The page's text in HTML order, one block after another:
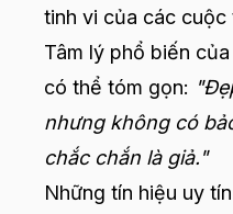
tinh vi của các cuộc
Tâm lý phổ biến
có thể tóm gọn:
nhưng không có
chắc chắn là giả."
Những tín hiệu uy